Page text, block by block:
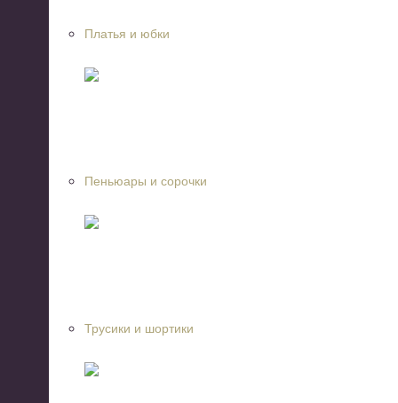
Платья и юбки
Пеньюары и сорочки
Трусики и шортики